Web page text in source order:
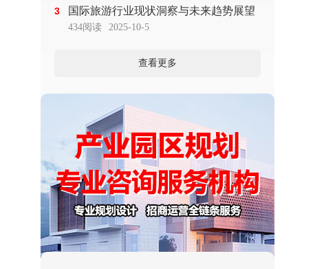
3 国际旅游行业现状洞察与未来趋势展望
434阅读 2025-10-5
查看更多